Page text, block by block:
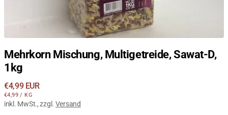
Mehrkorn Mischung, Multigetreide, Sawat-D,
1kg
Regulärer
Preis
€4,99 EUR
STÜCKPREIS
€4,99 / PRO
KG
inkl. MwSt., zzgl. Versand